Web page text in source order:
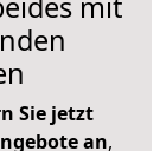
Sie jetzt
an,